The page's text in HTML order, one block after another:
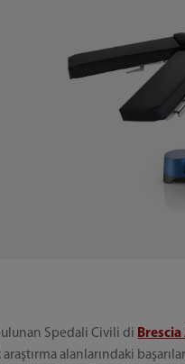
Spedali Civili di
alanlarındaki